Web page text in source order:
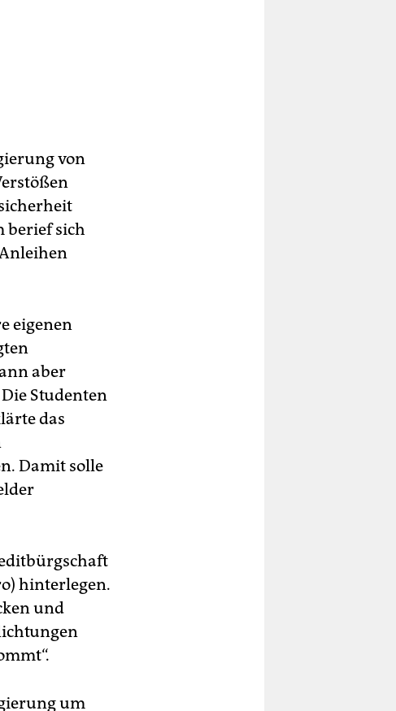
von
berief sich
eigenen
aber
Studenten
das
Damit solle
hinterlegen.
und
um